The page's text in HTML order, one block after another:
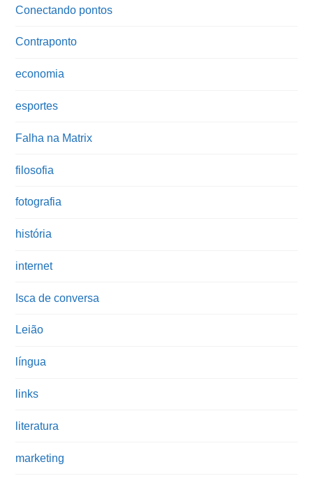
Conectando pontos
Contraponto
economia
esportes
Falha na Matrix
filosofia
fotografia
história
internet
Isca de conversa
Leião
língua
links
literatura
marketing